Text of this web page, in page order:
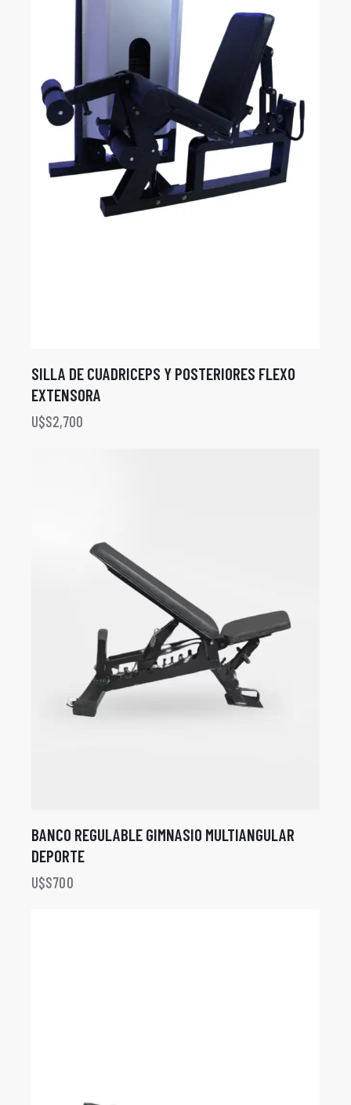
SILLA DE CUADRICEPS Y POSTERIORES FLEXO
EXTENSORA
U$S2,700
BANCO REGULABLE GIMNASIO MULTIANGULAR
DEPORTE
U$S700